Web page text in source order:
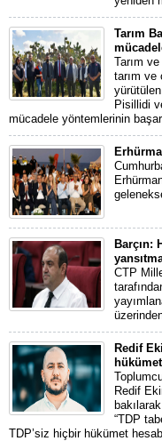
Tarım
Tarım
tarım ve
Pisillidi
mücadele yöntemlerinin
Barçın:
CTP
Redif
Redif
“TDP
TDP’siz hiçbir hükümet